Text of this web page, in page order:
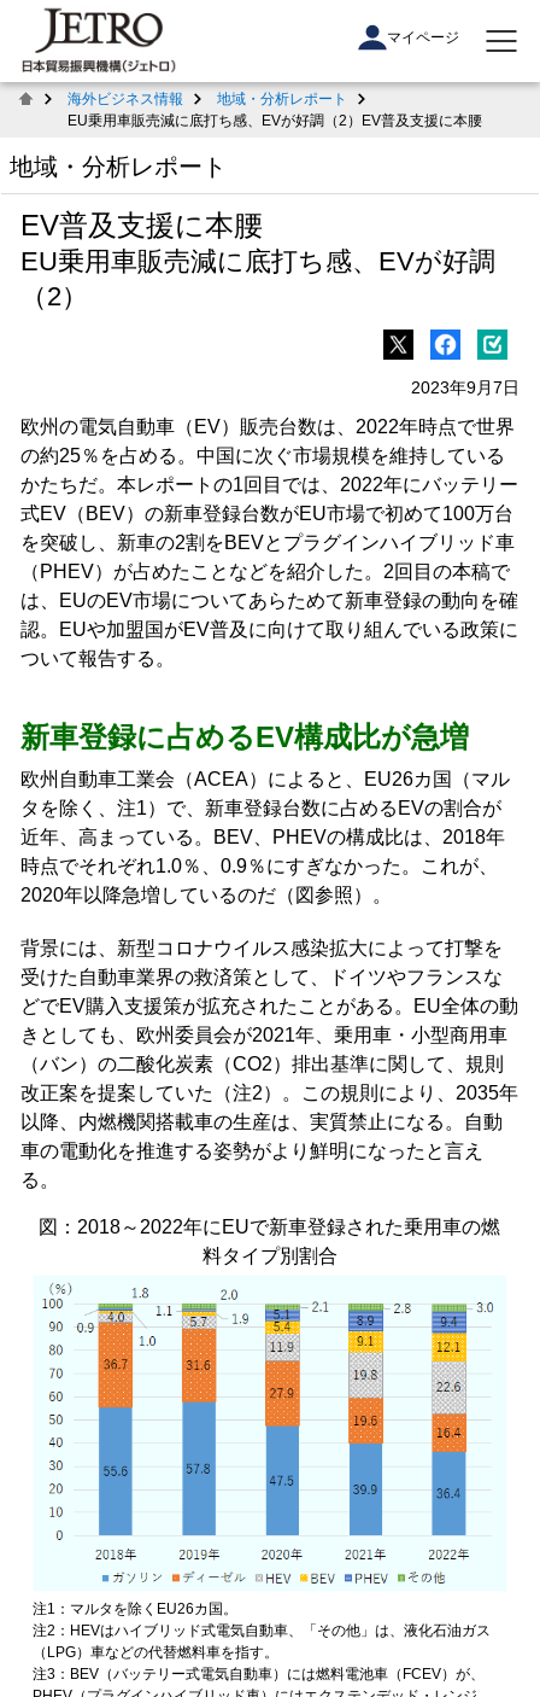
マイページ
海外ビジネス情報
地域・分析レポート
EU乗用車販売減に底打ち感、EVが好調（2）EV普及支援に本腰
地域・分析レポート
EV普及支援に本腰
EU乗用車販売減に底打ち感、EVが好調
（2）
2023年9月7日
欧州の電気自動車（EV）販売台数は、2022年時点で世界
の約25％を占める。中国に次ぐ市場規模を維持している
かたちだ。本レポートの1回目では、2022年にバッテリー
式EV（BEV）の新車登録台数がEU市場で初めて100万台
を突破し、新車の2割をBEVとプラグインハイブリッド車
（PHEV）が占めたことなどを紹介した。2回目の本稿で
は、EUのEV市場についてあらためて新車登録の動向を確
認。EUや加盟国がEV普及に向けて取り組んでいる政策に
ついて報告する。
新車登録に占めるEV構成比が急増
欧州自動車工業会（ACEA）によると、EU26カ国（マル
タを除く、注1）で、新車登録台数に占めるEVの割合が
近年、高まっている。BEV、PHEVの構成比は、2018年
時点でそれぞれ1.0％、0.9％にすぎなかった。これが、
2020年以降急増しているのだ（図参照）。
背景には、新型コロナウイルス感染拡大によって打撃を
受けた自動車業界の救済策として、ドイツやフランスな
どでEV購入支援策が拡充されたことがある。EU全体の動
きとしても、欧州委員会が2021年、乗用車・小型商用車
（バン）の二酸化炭素（CO2）排出基準に関して、規則
改正案を提案していた（注2）。この規則により、2035年
以降、内燃機関搭載車の生産は、実質禁止になる。自動
車の電動化を推進する姿勢がより鮮明になったと言え
る。
図：2018～2022年にEUで新車登録された乗用車の燃
料タイプ別割合
注1：マルタを除くEU26カ国。
注2：HEVはハイブリッド式電気自動車、「その他」は、液化石油ガス
（LPG）車などの代替燃料車を指す。
注3：BEV（バッテリー式電気自動車）には燃料電池車（FCEV）が、